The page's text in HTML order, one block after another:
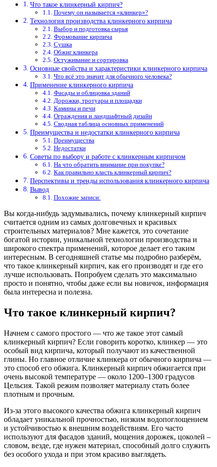
Что такое клинкерный кирпич?
Почему он называется «клинкер»?
Технология производства клинкерного кирпича
Выбор и подготовка сырья
Формование кирпича
Сушка
Обжиг клинкера
Остуживание и сортировка
Основные свойства и характеристики клинкерного кирпича
Что всё это значит для обычного человека?
Применение клинкерного кирпича
Фасады и облицовка зданий
Дорожки, тротуары и площадки
Камины и печи
Ограждения и ландшафтный дизайн
Сводная таблица основных применений
Преимущества и недостатки клинкерного кирпича
Преимущества
Недостатки
Советы по выбору и работе с клинкерным кирпичом
На что обратить внимание при покупке?
Как правильно класть клинкерный кирпич?
Перспективы и тренды использования клинкерного кирпича
Вывод
Похожие записи:
Вы когда-нибудь задумывались, почему клинкерный кирпич
считается одним из самых долговечных и красивых
строительных материалов? Мне кажется, это сочетание
богатой истории, уникальной технологии производства и
широкого спектра применений, которое делает его таким
интересным. В сегодняшней статье мы подробно разберём,
что такое клинкерный кирпич, как его производят и где его
лучше использовать. Попробуем сделать это максимально
просто и понятно, чтобы даже если вы новичок, информация
была интересна и полезна.
Что такое клинкерный кирпич?
Начнем с самого простого — что же такое этот самый
клинкерный кирпич? Если говорить коротко, клинкер — это
особый вид кирпича, который получают из качественной
глины. Но главное отличие клинкера от обычного кирпича —
это способ его обжига. Клинкерный кирпич обжигается при
очень высокой температуре — около 1200–1300 градусов
Цельсия. Такой режим позволяет материалу стать более
плотным и прочным.
Из-за этого высокого качества обжига клинкерный кирпич
обладает уникальной прочностью, низким водопоглощением
и устойчивостью к внешним воздействиям. Его часто
используют для фасадов зданий, мощения дорожек, цоколей –
словом, везде, где нужен материал, способный долго служить
без особого ухода и при этом красиво выглядеть.